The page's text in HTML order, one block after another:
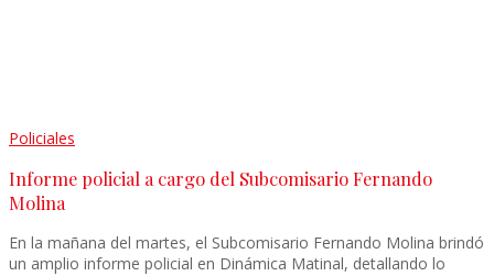
Policiales
Informe policial a cargo del Subcomisario Fernando
Molina
En la mañana del martes, el Subcomisario Fernando Molina brindó
un amplio informe policial en Dinámica Matinal, detallando lo